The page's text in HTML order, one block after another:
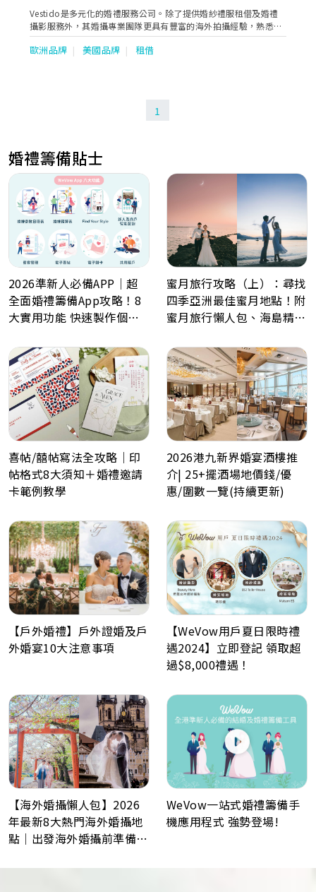
Vestido是多元化的婚禮服務公司。除了提供婚紗禮服租借及婚禮
攝影服務外，其婚攝專業團隊更具有豐富的海外拍攝經驗，熟悉如
日本、台灣等世界美景，並用心編製拍攝流程，萬一有突發情況也
有足夠應變能力及時解決，讓新人能輕鬆投入整個拍攝過程，創作
歐洲品牌 美國品牌 租借
1
婚禮籌備貼士
2026準新人必備APP｜超
全面婚禮籌備App攻略！8
大實用功能 快速製作個人
數日程表、預算表、婚禮商
戶一鍵查詢
蜜月旅行攻略（上）：尋找
四季亞洲最佳蜜月地點！附
蜜月旅行懶人包、海島精選
喜帖/囍帖寫法全攻略｜印
帖格式8大須知＋婚禮邀請
卡範例教學
2026港九新界婚宴酒樓推
介| 25+擺酒場地價錢/優
惠/圍數一覽(持續更新)
【戶外婚禮】戶外證婚及戶
外婚宴10大注意事項
【WeVow用戶夏日限時禮
遇2024】立即登記 領取超
過$8,000禮遇！
【海外婚攝懶人包】2026
年最新8大熱門海外婚攝地
點｜出發海外婚攝前準備事
WeVow一站式婚禮籌備手
機應用程式 強勢登場!